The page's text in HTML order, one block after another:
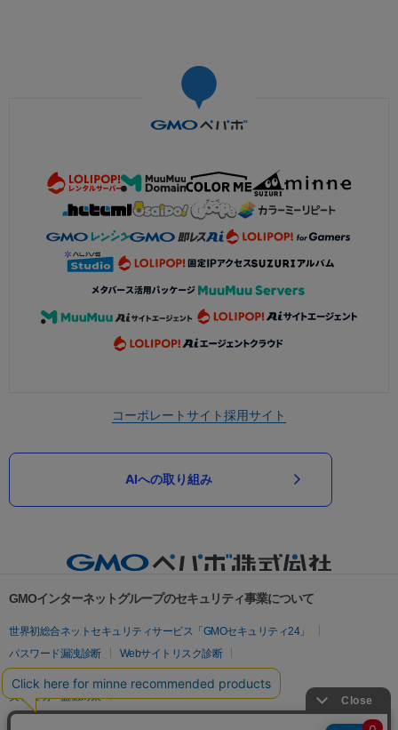
コーポレートサイト採用サイト
AIへの取り組み
GMOインターネットグループのセキュリティ事業について
世界初総合ネットセキュリティサービス「GMOセキュリティ24」
パスワード漏洩診断
Webサイトリスク診断
実在証明・盗聴対策
サイバー攻撃対策（GMOサイバーセキュリティ byイエラエ）